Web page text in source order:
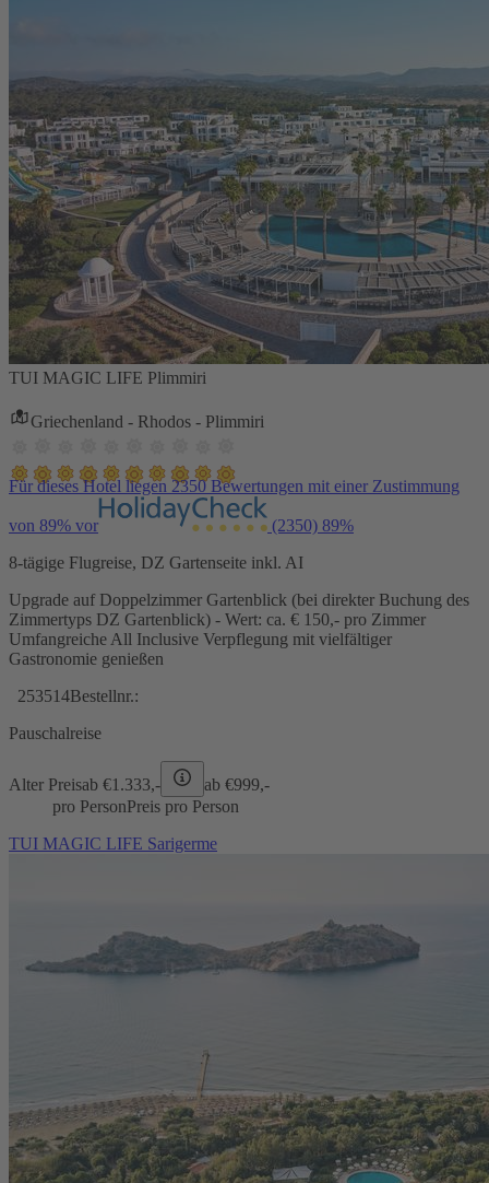
TUI MAGIC LIFE Plimmiri
Griechenland - Rhodos - Plimmiri
Für dieses Hotel liegen 2350 Bewertungen mit einer Zustimmung
von 89% vor (2350) 89%
8-tägige Flugreise, DZ Gartenseite inkl. AI
Upgrade auf Doppelzimmer Gartenblick (bei direkter Buchung des
Zimmertyps DZ Gartenblick) - Wert: ca. € 150,- pro Zimmer
Umfangreiche All Inclusive Verpflegung mit vielfältiger
Gastronomie genießen
253514Bestellnr.:
Pauschalreise
Alter Preisab €1.333,- ab €999,-
pro PersonPreis pro Person
TUI MAGIC LIFE Sarigerme